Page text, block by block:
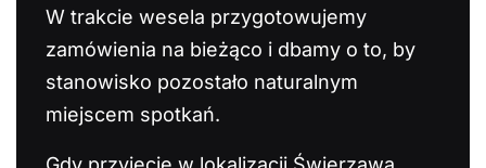
W trakcie wesela przygotowujemy
zamówienia na bieżąco i dbamy o to, by
stanowisko pozostało naturalnym
miejscem spotkań.